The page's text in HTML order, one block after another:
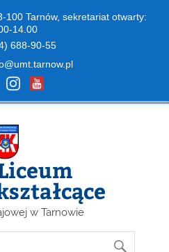
100 Tarnów, sekretariat otwarty:
14.00
688-90-55
w Tarnowie